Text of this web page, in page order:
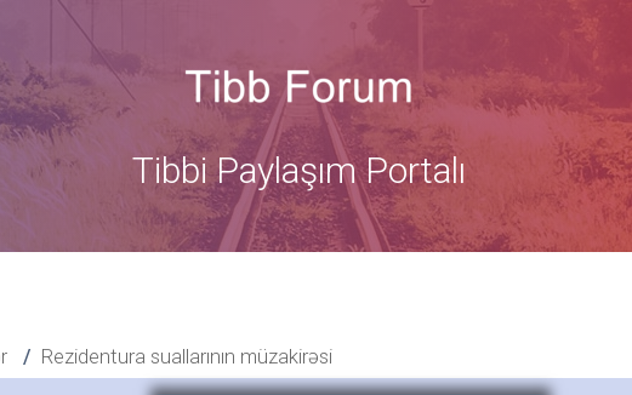
Tibbi Paylaşım Portalı
Rezidentura suallarının müzakirəsi